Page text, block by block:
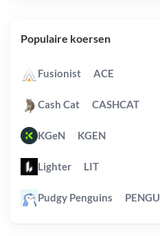
Populaire koersen
Fusionist ACE
Cash Cat CASHCAT
KGeN KGEN
Lighter LIT
Pudgy Penguins PENGU